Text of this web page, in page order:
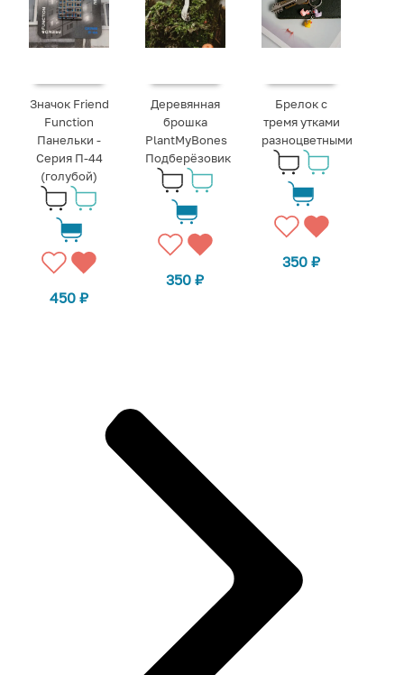
Значок Friend
Function
Панельки -
Серия П-44
(голубой)
450₽
Деревянная
брошка
PlantMyBones
Подберёзовик
350₽
Брелок с
тремя утками
разноцветными
350₽